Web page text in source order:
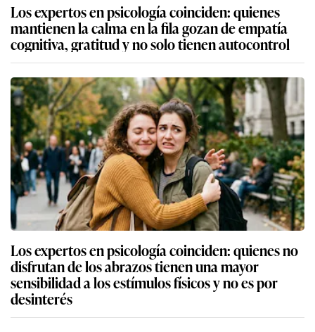
Los expertos en psicología coinciden: quienes
mantienen la calma en la fila gozan de empatía
cognitiva, gratitud y no solo tienen autocontrol
Los expertos en psicología coinciden: quienes no
disfrutan de los abrazos tienen una mayor
sensibilidad a los estímulos físicos y no es por
desinterés